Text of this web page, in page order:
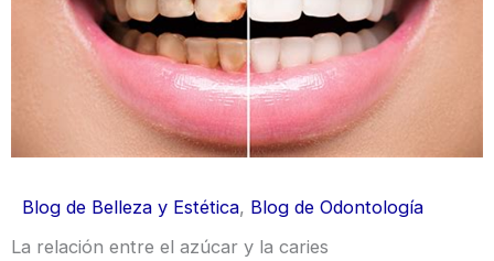
Blog de Belleza y Estética, Blog de Odontología
La relación entre el azúcar y la caries